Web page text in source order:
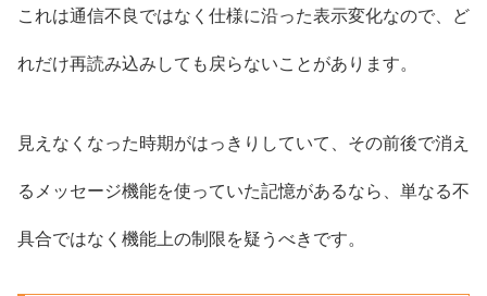
これは通信不良ではなく仕様に沿った表示変化なので、ど
れだけ再読み込みしても戻らないことがあります。
見えなくなった時期がはっきりしていて、その前後で消え
るメッセージ機能を使っていた記憶があるなら、単なる不
具合ではなく機能上の制限を疑うべきです。